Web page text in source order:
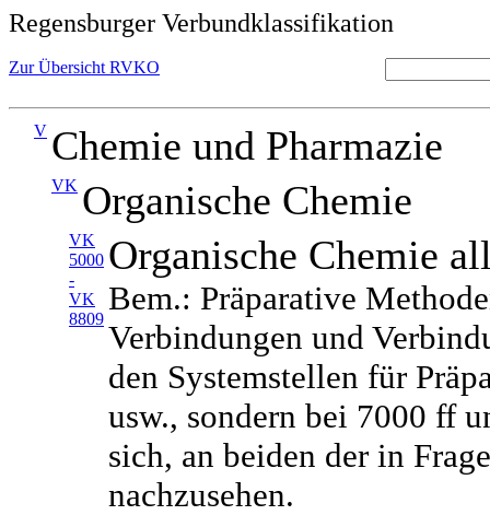
Regensburger Verbundklassifikation
Zur Übersicht RVKO
V Chemie und Pharmazie
VK Organische Chemie
VK
5000
-
VK
8809
Organische Chemie
Bem.: Präparative
Verbindungen und
den Systemstellen für
usw., sondern bei 7000 ff
sich, an beiden der in
nachzusehen.